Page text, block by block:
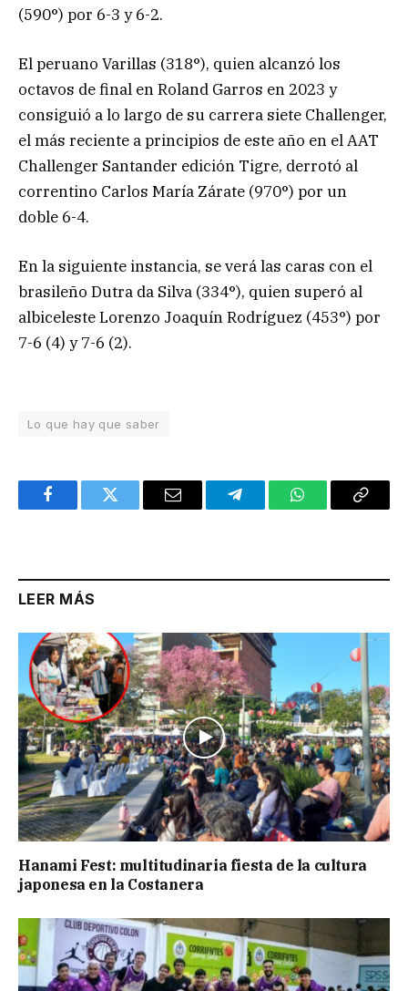
(590°) por 6-3 y 6-2.
El peruano Varillas (318°), quien alcanzó los
octavos de final en Roland Garros en 2023 y
consiguió a lo largo de su carrera siete Challenger,
el más reciente a principios de este año en el AAT
Challenger Santander edición Tigre, derrotó al
correntino Carlos María Zárate (970°) por un
doble 6-4.
En la siguiente instancia, se verá las caras con el
brasileño Dutra da Silva (334°), quien superó al
albiceleste Lorenzo Joaquín Rodríguez (453°) por
7-6 (4) y 7-6 (2).
Lo que hay que saber
FacebookTwitter Email TelegramWhatsAppCopy
LEER MÁS
Hanami Fest: multitudinaria fiesta de la cultura
japonesa en la Costanera